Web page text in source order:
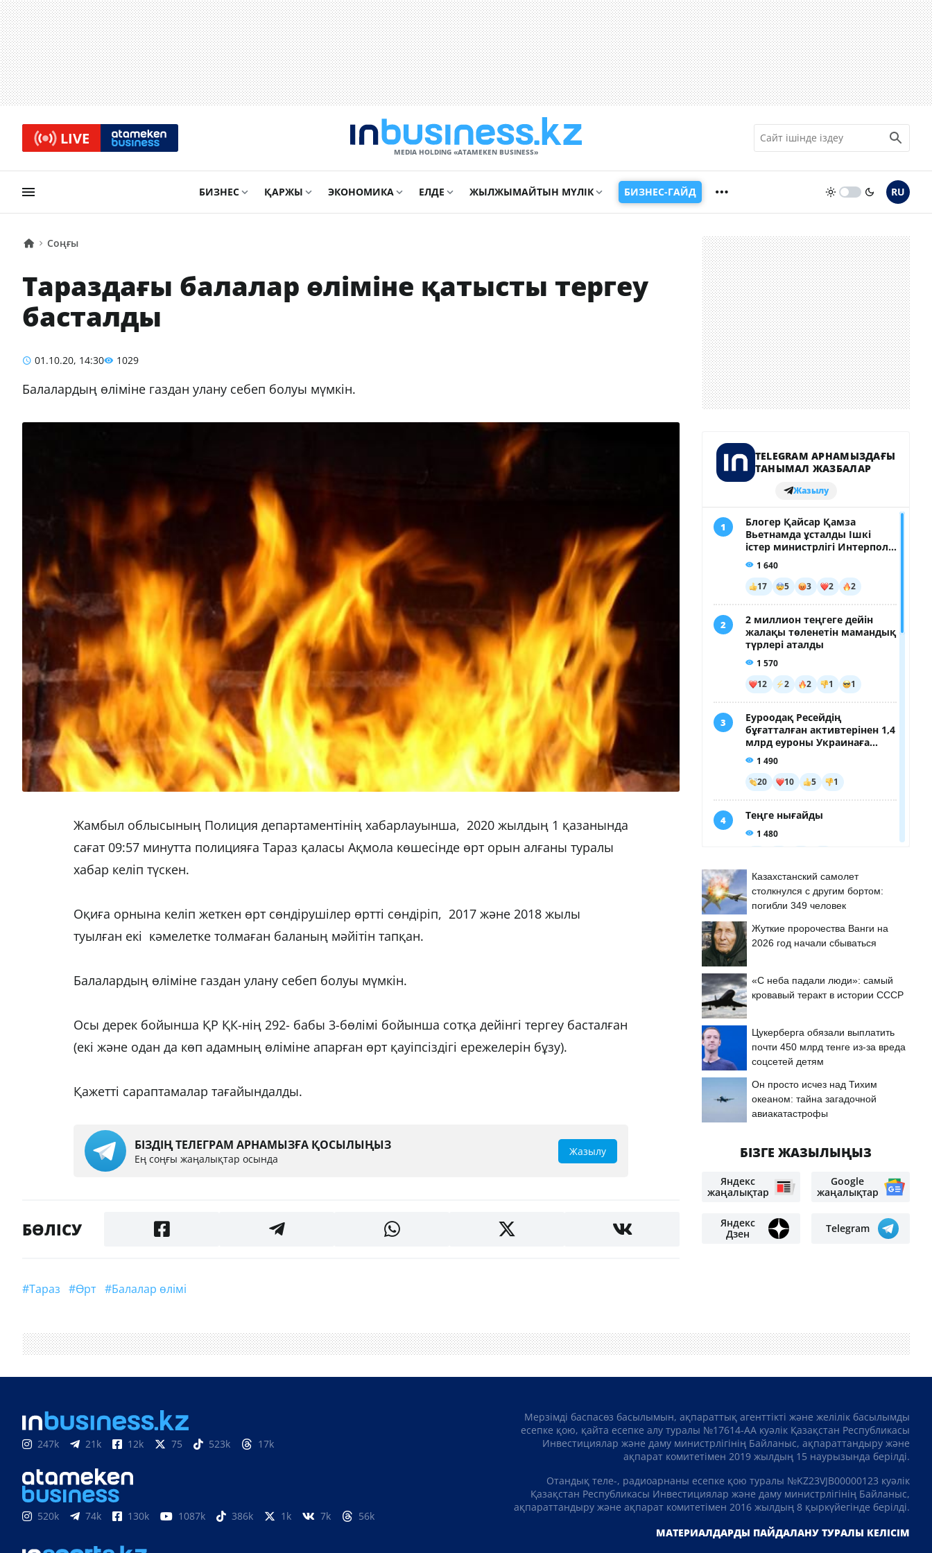
LIVE
MEDIA HOLDING «ATAMEKЕN BUSINESS»
БИЗНЕС ҚАРЖЫ ЭКОНОМИКА ЕЛДЕ ЖЫЛЖЫМАЙТЫН МҮЛІК БИЗНЕС-ГАЙД RU
Соңғы
Тараздағы балалар өліміне қатысты тергеу
басталды
01.10.20, 14:30 1029
Балалардың өліміне газдан улану себеп болуы мүмкін.
Жамбыл облысының Полиция департаментінің хабарлауынша, 2020 жылдың 1 қазанында
сағат 09:57 минутта полицияға Тараз қаласы Ақмола көшесінде өрт орын алғаны туралы
хабар келіп түскен.
Оқиға орнына келіп жеткен өрт сөндірушілер өртті сөндіріп, 2017 және 2018 жылы
туылған екі кәмелетке толмаған баланың мәйітін тапқан.
Балалардың өліміне газдан улану себеп болуы мүмкін.
Осы дерек бойынша ҚР ҚК-нің 292- бабы 3-бөлімі бойынша сотқа дейінгі тергеу басталған
(екі және одан да көп адамның өліміне апарған өрт қауіпсіздігі ережелерін бұзу).
Қажетті сараптамалар тағайындалды.
БІЗДІҢ ТЕЛЕГРАМ АРНАМЫЗҒА ҚОСЫЛЫҢЫЗ
Ең соңғы жаңалықтар осында
Жазылу
БӨЛІСУ
#Тараз #өрт #балалар өлімі
Казахстанский самолет
столкнулся с другим бортом:
погибли 349 человек
Жуткие пророчества Ванги на
2026 год начали сбываться
«С неба падали люди»: самый
кровавый теракт в истории СССР
Цукерберга обязали выплатить
почти 450 млрд тенге из-за вреда
соцсетей детям
Он просто исчез над Тихим
океаном: тайна загадочной
авиакатастрофы
БІЗГЕ ЖАЗЫЛЫҢЫЗ
Яндекс
жаңалықтар
Google
жаңалықтар
Яндекс
Дзен
Telegram
247k 21k 12k 75 523k 17k
520k 74k 130k 1087k 386k 1k 7k 56k
Мерзімді баспасөз басылымын, ақпараттық агенттікті және желілік басылымды
есепке қою, қайта есепке алу туралы №17614-АА куәлік Қазақстан Республикасы
Инвестициялар және даму министрлігінің Байланыс, ақпараттандыру және
ақпарат комитетімен 2019 жылдың 15 наурызында берілді.
Отандық теле-, радиоарнаны есепке қою туралы №KZ23VJB00000123 куәлік
Қазақстан Республикасы Инвестициялар және даму министрлігінің Байланыс,
ақпараттандыру және ақпарат комитетімен 2016 жылдың 8 қыркүйегінде берілді.
МАТЕРИАЛДАРДЫ ПАЙДАЛАНУ ТУРАЛЫ КЕЛІСІМ